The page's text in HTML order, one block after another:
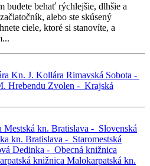
budete behať rýchlejšie, dlhšie a
alebo ste skúsený
ciele, ktoré si stanovíte, a
Kn. J. Kollára Rimavská Sobota -
Hrebendu Zvolen - Krajská
Mestská kn. Bratislava - Slovenská
kn. Bratislava - Staromestská
Dedinka - Obecná knižnica
knižnica Malokarpatská kn.